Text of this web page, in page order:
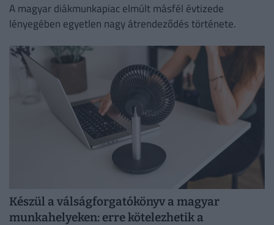
A magyar diákmunkapiac elmúlt másfél évtizede
lényegében egyetlen nagy átrendeződés története.
Készül a válságforgatókönyv a magyar
munkahelyeken: erre kötelezhetik a